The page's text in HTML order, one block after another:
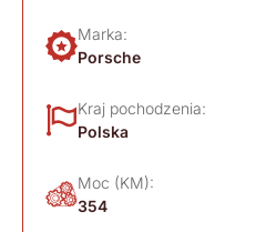
Marka:
Porsche
Kraj pochodzenia:
Polska
Moc (KM):
354